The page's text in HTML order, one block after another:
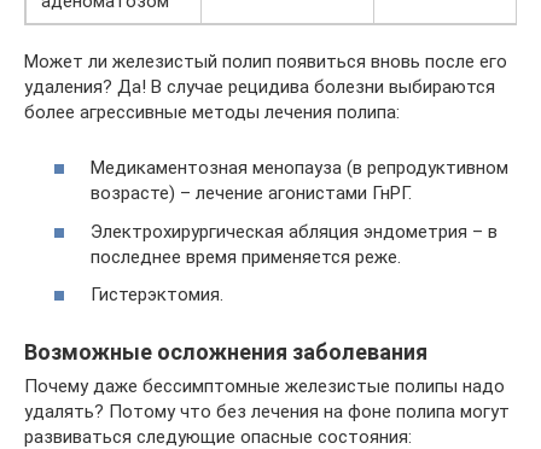
Может ли железистый полип появиться вновь после его
удаления? Да! В случае рецидива болезни выбираются
более агрессивные методы лечения полипа:
Медикаментозная менопауза (в репродуктивном
возрасте) – лечение агонистами ГнРГ.
Электрохирургическая абляция эндометрия – в
последнее время применяется реже.
Гистерэктомия.
Возможные осложнения заболевания
Почему даже бессимптомные железистые полипы надо
удалять? Потому что без лечения на фоне полипа могут
развиваться следующие опасные состояния: